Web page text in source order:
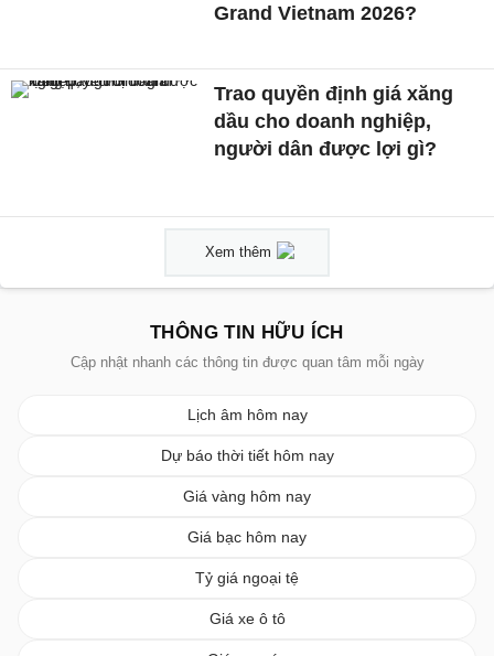
Grand Vietnam 2026?
Trao quyền định giá xăng
dầu cho doanh nghiệp,
người dân được lợi gì?
Xem thêm
THÔNG TIN HỮU ÍCH
Cập nhật nhanh các thông tin được quan tâm mỗi ngày
Lịch âm hôm nay
Dự báo thời tiết hôm nay
Giá vàng hôm nay
Giá bạc hôm nay
Tỷ giá ngoại tệ
Giá xe ô tô